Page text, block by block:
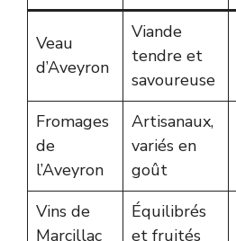
Veau
d’Aveyron
Viande
tendre et
savoureuse
Fromages
de
l’Aveyron
Artisanaux,
variés en
goût
Vins de
Marcillac
Équilibrés
et fruités